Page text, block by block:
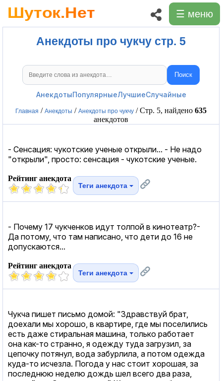
☰ меню
Анекдоты про чукчу стр. 5
Поиск анекдотов Поиск
АнекдотыПопулярныеЛучшиеСлучайные
Главная / Анекдоты / Анекдоты про чукчу / Стр. 5, найдено 635
анекдотов
- Сенсация: чукотские ученые открыли... - Не надо
"открыли", просто: сенсация - чукотские ученые.
Рейтинг анекдота
Теги анекдота
- Почему 17 чукченков идут толпой в кинотеатр?-
Да потому, что там написано, что дети до 16 не
допускаются...
Рейтинг анекдота
Теги анекдота
Чукча пишет письмо домой: "Здравствуй брат,
доехали мы хорошо, в квартире, где мы поселились
есть даже стиральная машина, только работает
она как-то странно, я одежду туда загрузил, за
цепочку потянул, вода забурлила, а потом одежда
куда-то исчезла. Погода у нас стоит хорошая, за
последнюю неделю дождь шел всего два раза,